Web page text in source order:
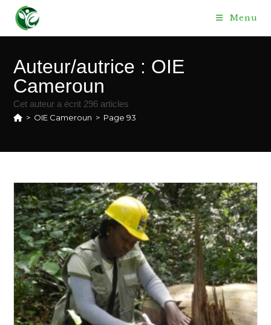
content
Menu
Auteur/autrice : OIE
Cameroun
Cet auteur a écrit 296 articles
> OIE Cameroun > Page 93